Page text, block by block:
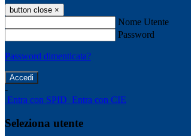
button close ×
Nome Utente
Password
Password dimenticata?
-
Entra con SPID Entra con CIE
Seleziona utente